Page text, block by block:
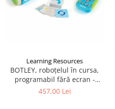
Learning Resources
BOTLEY, roboțelul în cursa,
programabil fără ecran -
Learning Resources
457,00 Lei